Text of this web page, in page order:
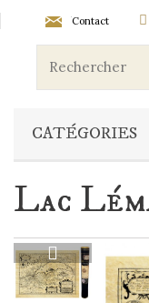
Contact
CATÉGORIES
Lac